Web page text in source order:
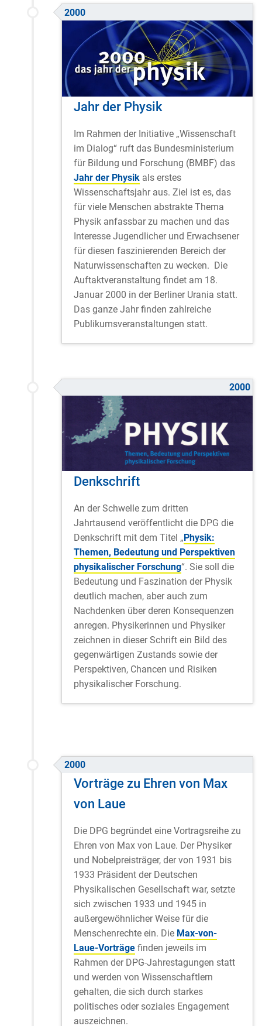
2000
Jahr der Physik
Im Rahmen der Initiative „Wissenschaft
im Dialog“ ruft das Bundesministerium
für Bildung und Forschung (BMBF) das
Jahr der Physik als erstes
Wissenschaftsjahr aus. Ziel ist es, das
für viele Menschen abstrakte Thema
Physik anfassbar zu machen und das
Interesse Jugendlicher und Erwachsener
für diesen faszinierenden Bereich der
Naturwissenschaften zu wecken. Die
Auftaktveranstaltung findet am 18.
Januar 2000 in der Berliner Urania statt.
Das ganze Jahr finden zahlreiche
Publikumsveranstaltungen statt.
2000
Denkschrift
An der Schwelle zum dritten
Jahrtausend veröffentlicht die DPG die
Denkschrift mit dem Titel „Physik:
Themen, Bedeutung und Perspektiven
physikalischer Forschung“. Sie soll die
Bedeutung und Faszination der Physik
deutlich machen, aber auch zum
Nachdenken über deren Konsequenzen
anregen. Physikerinnen und Physiker
zeichnen in dieser Schrift ein Bild des
gegenwärtigen Zustands sowie der
Perspektiven, Chancen und Risiken
physikalischer Forschung.
2000
Vorträge zu Ehren von Max
von Laue
Die DPG begründet eine Vortragsreihe zu
Ehren von Max von Laue. Der Physiker
und Nobelpreisträger, der von 1931 bis
1933 Präsident der Deutschen
Physikalischen Gesellschaft war, setzte
sich zwischen 1933 und 1945 in
außergewöhnlicher Weise für die
Menschenrechte ein. Die Max-von-
Laue-Vorträge finden jeweils im
Rahmen der DPG-Jahrestagungen statt
und werden von Wissenschaftlern
gehalten, die sich durch starkes
politisches oder soziales Engagement
auszeichnen.